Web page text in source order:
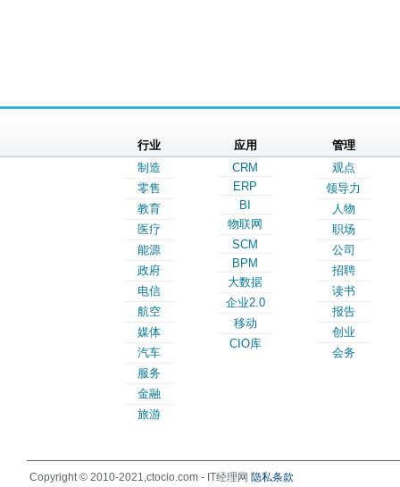
行业
制造
零售
教育
医疗
能源
政府
电信
航空
媒体
汽车
服务
金融
旅游
应用
CRM
ERP
BI
物联网
SCM
BPM
大数据
企业2.0
移动
CIO库
管理
观点
领导力
人物
职场
公司
招聘
读书
报告
创业
会务
Copyright © 2010-2021,ctocio.com - IT经理网 隐私条款